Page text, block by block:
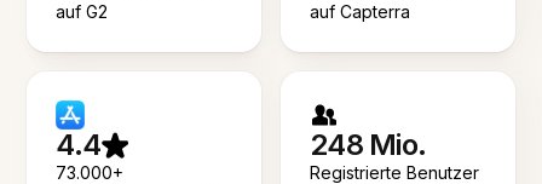
auf G2
auf Capterra
4.4
73.000+
248 Mio.
Registrierte Benutzer